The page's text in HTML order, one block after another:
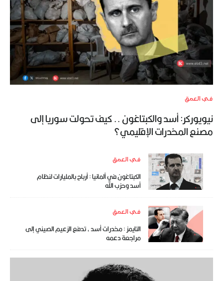
في العمق
نيويوركر: أسد والكبتاغون .. كيف تحولت سوريا إلى
مصنع المخدرات الإقليمي؟
في العمق
الكبتاغون في ألمانيا : أرباح بالمليارات لنظام
أسد وحزب الله
في العمق
التايمز : مخدرات أسد ، تدفع الزعيم الصيني إلى
مراجعة دعمه